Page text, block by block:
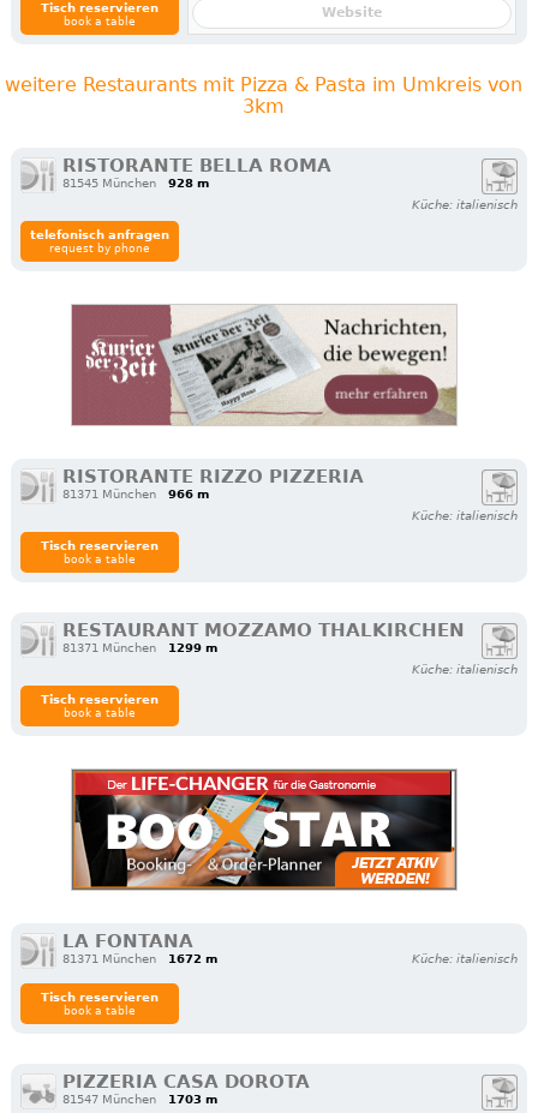
Tisch reservieren
book a table
Website
weitere Restaurants mit Pizza & Pasta im Umkreis von
3km
RISTORANTE BELLA ROMA
81545 München
928 m
Küche: italienisch
telefonisch anfragen
request by phone
RISTORANTE RIZZO PIZZERIA
81371 München
966 m
Küche: italienisch
Tisch reservieren
book a table
RESTAURANT MOZZAMO THALKIRCHEN
81371 München
1299 m
Küche: italienisch
Tisch reservieren
book a table
LA FONTANA
81371 München 1672 m Küche: italienisch
Tisch reservieren
book a table
PIZZERIA CASA DOROTA
81547 München 1703 m